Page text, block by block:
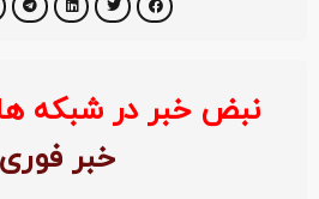
نبض خبر در شبکه
خبر فوری